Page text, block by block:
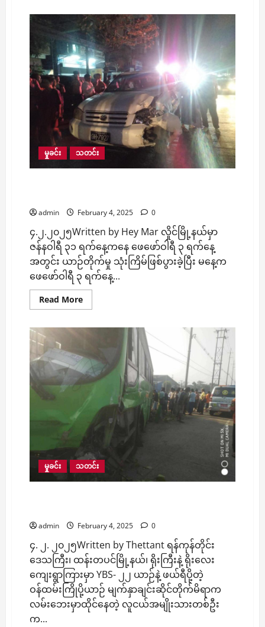
သမ္မတ
နဲ့
မ
တွေ့
မီ
မှာ
မြန်မာ
ဘက်
က
ကျား
ဖြ
န့်
ဂိုဏ်း
တွေ
ရာ
ဆီ
လျှပ်စစ်မီး
ပေး
ဖို့
ထိုင်း
ဝန်ကြီးချုပ်
အ
မိ
န့်
ပေး
မှုခင်း သတင်း
admin February 4, 2025 0
၄.၂.၂၀၂၅Written by Hey Mar လှိုင်မြို့နယ်မှာ
ဇန်နဝါရီ ၃၁ ရက်နေ့ကနေ ဖေဖော်ဝါရီ ၃ ရက်နေ့
အတွင်း ယာဉ်တိုက်မှု သုံးကြိမ်ဖြစ်ပွားခဲ့ပြီး မနေ့က
ဖေဖော်ဝါရီ ၃ ရက်နေ့...
Read MoreRead
more
ရက်
အတွင်း
ယာဉ်
တိုက်
သုံး
ဖြစ်ပွား
ပြီး
တစ်
သေဆုံး
ခဲ့
မှုခင်း သတင်း
admin February 4, 2025 0
၄. ၂. ၂၀၂၅Written by Thettant ရန်ကုန်တိုင်း
ဒေသကြီး၊ ထန်းတပင်မြို့နယ်၊ ရိုးကြီးနဲ့ ရိုးလေး
ကျေးရွာကြားမှာ YBS- ၂၂ ယာဉ်နဲ့ ဖယ်ရီပို့တဲ့
ဝန်ထမ်းကြိုပို့ယာဉ် မျက်နှာချင်းဆိုင်တိုက်မိရာက
လမ်းဘေးမှာထိုင်နေတဲ့ လူငယ်အမျိုးသားတစ်ဦး
က...